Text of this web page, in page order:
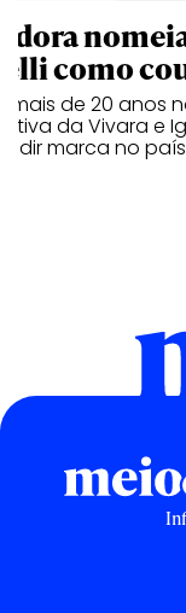
como
mais de 20 anos
da Vivara e
marca no